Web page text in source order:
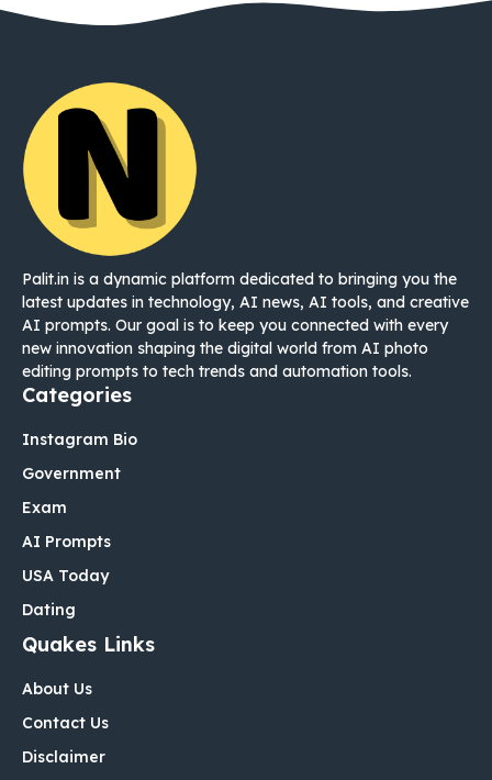
Palit.in is a dynamic platform dedicated to bringing you the
latest updates in technology, AI news, AI tools, and creative
AI prompts. Our goal is to keep you connected with every
new innovation shaping the digital world from AI photo
editing prompts to tech trends and automation tools.
Categories
Instagram Bio
Government
Exam
AI Prompts
USA Today
Dating
Quakes Links
About Us
Contact Us
Disclaimer